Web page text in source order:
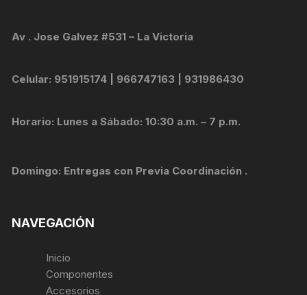
Av . Jose Galvez #531 – La Victoria
Celular: 951915174 | 966747163 | 931986430
Horario: Lunes a Sábado: 10:30 a.m. – 7 p.m.
Domingo: Entregas con Previa Coordinación .
NAVEGACIÓN
Inicio
Componentes
Accesorios